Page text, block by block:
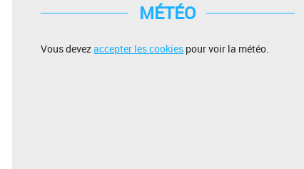
MÉTÉO
Vous devezaccepter les cookies pour voir la météo.